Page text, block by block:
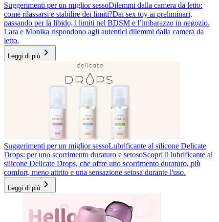
Suggerimenti per un miglior sessoDilemmi dalla camera da letto:
come rilassarsi e stabilire dei limiti?Dai sex toy ai preliminari,
passando per la libido, i limiti nel BDSM e l’imbarazzo in negozio.
Lara e Monika rispondono agli autentici dilemmi dalla camera da
letto.
Leggi di più
Suggerimenti per un miglior sessoLubrificante al silicone Delicate
Drops: per uno scorrimento duraturo e setosoScopri il lubrificante al
silicone Delicate Drops, che offre uno scorrimento duraturo, più
comfort, meno attrito e una sensazione setosa durante l'uso.
Leggi di più